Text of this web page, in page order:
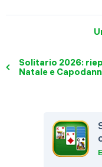
Solitario 2026:
Natale e